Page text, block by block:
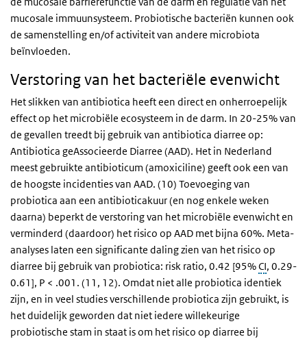
mucosale immuunsysteem. Probiotische bacteriën kunnen ook
de samenstelling en/of activiteit van andere microbiota
beïnvloeden.
Verstoring van het bacteriële evenwicht
Het slikken van antibiotica heeft een direct en onherroepelijk
effect op het microbiële ecosysteem in de darm. In 20-25% van
de gevallen treedt bij gebruik van antibiotica diarree op:
Antibiotica geAssocieerde Diarree (AAD). Het in Nederland
meest gebruikte antibioticum (amoxiciline) geeft ook een van
de hoogste incidenties van AAD. (10) Toevoeging van
probiotica aan een antibioticakuur (en nog enkele weken
daarna) beperkt de verstoring van het microbiële evenwicht en
verminderd (daardoor) het risico op AAD met bijna 60%. Meta-
analyses laten een significante daling zien van het risico op
diarree bij gebruik van probiotica: risk ratio, 0.42 [95%CI, 0.29-
0.61], P < .001. (11, 12). Omdat niet alle probiotica identiek
zijn, en in veel studies verschillende probiotica zijn gebruikt, is
het duidelijk geworden dat niet iedere willekeurige
probiotische stam in staat is om het risico op diarree bij